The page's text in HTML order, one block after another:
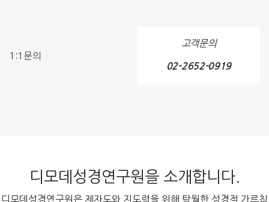
1:1문의
고객문의
02-2652-0919
디모데성경연구원을 소개합니다.
디모데성경연구원은 제자도와 지도력을 위해 탁월한 성경적 가르침